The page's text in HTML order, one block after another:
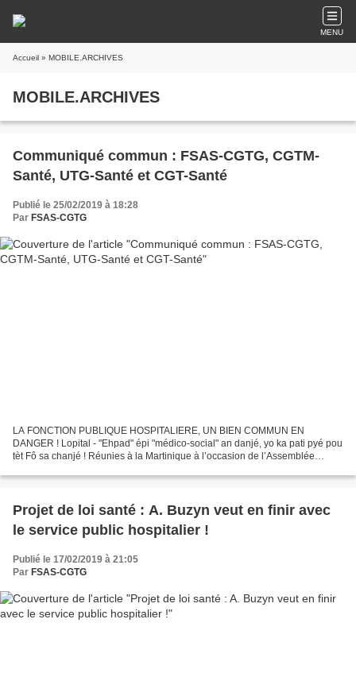
MENU
Accueil » MOBILE.ARCHIVES
MOBILE.ARCHIVES
Communiqué commun : FSAS-CGTG, CGTM-
Santé, UTG-Santé et CGT-Santé
Publié le 25/02/2019 à 18:28
Par FSAS-CGTG
LA FONCTION PUBLIQUE HOSPITALIERE, UN BIEN COMMUN EN
DANGER ! Lopital - "Ehpad" épi "médico-social" an danjé, yo ka pati pyé pou
tèt Fô sa chanjé ! Réunies à la Martinique à l’occasion de l’Assemblée
Projet de loi santé : A. Buzyn veut en finir avec
le service public hospitalier !
Publié le 17/02/2019 à 21:05
Par FSAS-CGTG